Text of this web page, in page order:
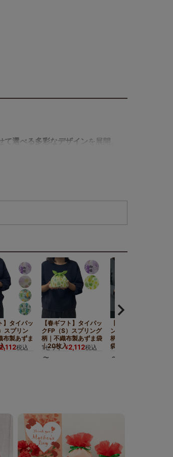
て選べる多彩なデザイン を展開。
のような立体感のある仕上がり
】タイパッ
スプリン
布製あずま
税込
【春ギフト】タイパッ
クFP（S）スプリング
柄｜不織布製あずま袋
｜20枚入
1セット ¥2,112税込
〜
【春ギフト】タイリボ
ン（S3）スプリング
柄｜不織布ラッピング
袋｜20枚入
1セット
〜